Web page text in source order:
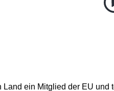
Land ein Mitglied der EU und